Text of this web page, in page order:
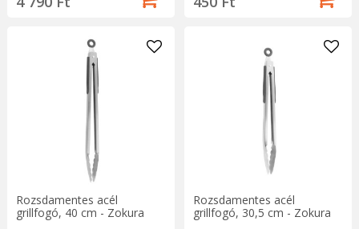
Rozsdamentes acél
grillfogó, 40 cm - Zokura
Rozsdamentes acél
grillfogó, 30,5 cm - Zokura